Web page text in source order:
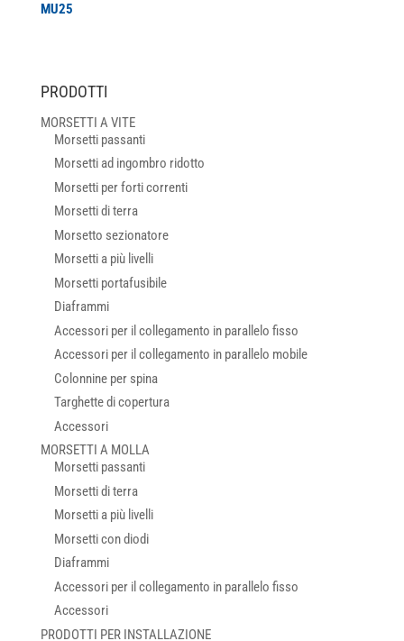
MU25
PRODOTTI
MORSETTI A VITE
Morsetti passanti
Morsetti ad ingombro ridotto
Morsetti per forti correnti
Morsetti di terra
Morsetto sezionatore
Morsetti a più livelli
Morsetti portafusibile
Diaframmi
Accessori per il collegamento in parallelo fisso
Accessori per il collegamento in parallelo mobile
Colonnine per spina
Targhette di copertura
Accessori
MORSETTI A MOLLA
Morsetti passanti
Morsetti di terra
Morsetti a più livelli
Morsetti con diodi
Diaframmi
Accessori per il collegamento in parallelo fisso
Accessori
PRODOTTI PER INSTALLAZIONE